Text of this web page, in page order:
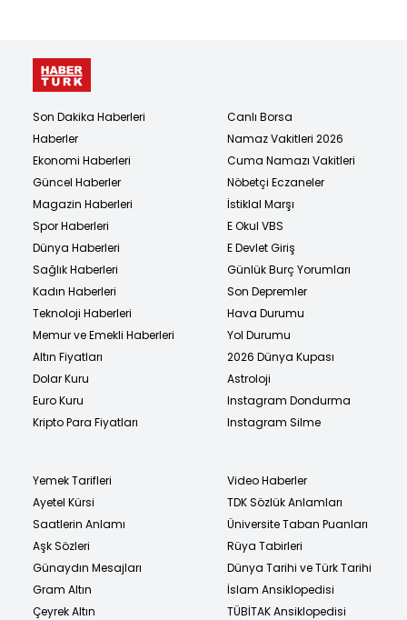
Son Dakika Haberleri
Haberler
Ekonomi Haberleri
Güncel Haberler
Magazin Haberleri
Spor Haberleri
Dünya Haberleri
Sağlık Haberleri
Kadın Haberleri
Teknoloji Haberleri
Memur ve Emekli Haberleri
Altın Fiyatları
Dolar Kuru
Euro Kuru
Kripto Para Fiyatları
Canlı Borsa
Namaz Vakitleri 2026
Cuma Namazı Vakitleri
Nöbetçi Eczaneler
İstiklal Marşı
E Okul VBS
E Devlet Giriş
Günlük Burç Yorumları
Son Depremler
Hava Durumu
Yol Durumu
2026 Dünya Kupası
Astroloji
Instagram Dondurma
Instagram Silme
Yemek Tarifleri
Ayetel Kürsi
Saatlerin Anlamı
Aşk Sözleri
Günaydın Mesajları
Gram Altın
Çeyrek Altın
Video Haberler
TDK Sözlük Anlamları
Üniversite Taban Puanları
Rüya Tabirleri
Dünya Tarihi ve Türk Tarihi
İslam Ansiklopedisi
TÜBİTAK Ansiklopedisi